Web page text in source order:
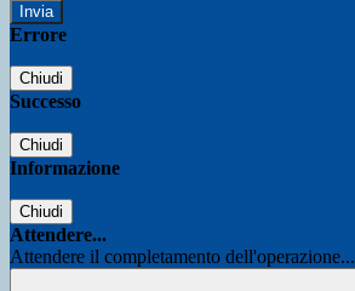
Errore
Chiudi
Successo
Chiudi
Informazione
Chiudi
Attendere...
Attendere il completamento dell'operazione...